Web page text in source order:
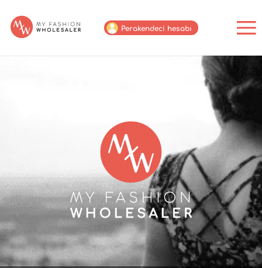
Perakendeci hesabı